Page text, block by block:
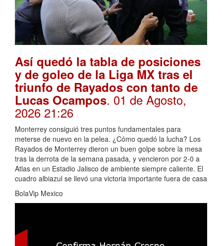
Así quedó la tabla de posiciones
y de goleo de la Liga MX tras el
triunfo de Rayados con tanto de
Lucas Ocampos. 01 de Agosto,
2026 21:26
Monterrey consiguió tres puntos fundamentales para
meterse de nuevo en la pelea. ¿Cómo quedó la lucha? Los
Rayados de Monterrey dieron un buen golpe sobre la mesa
tras la derrota de la semana pasada, y vencieron por 2-0 a
Atlas en un Estadio Jalisco de ambiente siempre caliente. El
cuadro albiazul se llevó una victoria importante fuera de casa
BolaVip Mexico